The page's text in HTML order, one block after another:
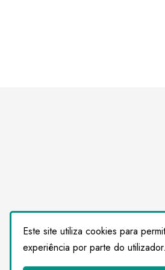
Este site utiliza cookies para
experiência por parte do utilizador.